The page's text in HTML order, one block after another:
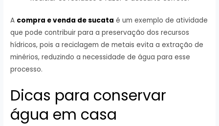
A compra e venda de sucata é um exemplo de atividade
que pode contribuir para a preservação dos recursos
hídricos, pois a reciclagem de metais evita a extração de
minérios, reduzindo a necessidade de água para esse
processo.
Dicas para conservar
água em casa